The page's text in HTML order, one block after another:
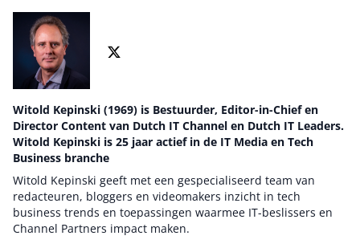
Witold Kepinski (1969) is Bestuurder, Editor-in-Chief en
Director Content van Dutch IT Channel en Dutch IT Leaders.
Witold Kepinski is 25 jaar actief in de IT Media en Tech
Business branche
Witold Kepinski geeft met een gespecialiseerd team van
redacteuren, bloggers en videomakers inzicht in tech
business trends en toepassingen waarmee IT-beslissers en
Channel Partners impact maken.